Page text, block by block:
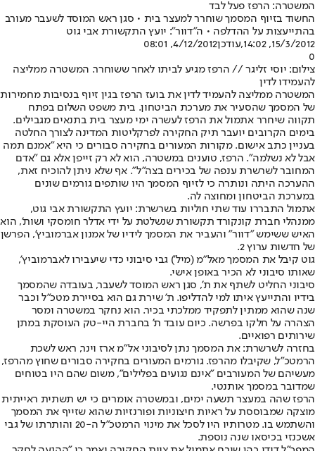
המשטרה: הרפז פעל לבד
החשוד בזיוף המסמך שוחרר למעצר בית • סגן ראש המוסד לשעבר מעורב
בהתייעצות על ההדלפה • ה"דוור": יועץ התקשורת אבי גוט
15/3/2012, 14:02
,עודכן4/12/2012, 08:01
0
צילום: יוסי זליגר // הרפז מגיע לביתו לאחר ששוחרר. המשטרה ממליצה
להעמידו לדין
המשטרה ממליצה להעמיד לדין את בועז הרפז בגין זיוף בנסיבות מחמירות
של המסמך שהסעיר את מערכת הביטחון. בית משפט השלום בפתח
תקווה שיחרר אתמול את הרפז לעשרה ימי מעצר בית בתנאים מגבילים.
בימים הקרובים יועבר תיק החקירה לפרקליטות המדינה לצורך החלטה
בעניין כתב אישום. מקורות המעורים בחקירה סבורים כי היא "אמנם תמה
אבל לא נשלמה". הרפז, טוענים במשטרה, הוא לא רק זייפן אלא גם "אדם
המחובר לשרשרת ענפה של בכירים בצה"ל". אף שלא ניתן להוכיח זאת,
ההערכה היתה ונותרה כי לזיוף המסמך היו שותפים גורמים שונים
במערכת הביטחון ומחוצה לה.
אתמול התבררו עוד שתי חוליות בשרשרת: יועץ התקשורת אבי גוט,
ממנהלי חברת קונקורד תקשורת שנשלטת על ידי אדלר חומסקי ושות', הוא
האיש ששימש "דוור" והעביר את המסמך לידיו של אמנון אברמוביץ', הפרשן
של חדשות ערוץ 2.
גוט קיבל את המסמך מאל"מ (מיל') גבי סיבוני כדי שיעבירו לאברמוביץ',
שאותו סיבוני לא הכיר באופן אישי.
סיבוני החליט לשתף את ת', סגן ראש המוסד לשעבר, בעובדה שהמסמך
בידיו והתייעץ איתו למי להדליפו. ת' שירת גם הוא בסיירת מטכ"ל וכבר
שנה שהוא ממתין לתפקיד ממלכתי בכיר. הוא נחקר במשטרה ומסר
הצהרה על חלקו בפרשה. כיום עובד ת' בחברת היי-טק העוסקת במתן
שירותים רפואיים.
בחזרה לשרשרת: את המסמך נתן לסיבוני אל"מ ארז וינר, ראש לשכת
הרמטכ"ל, שקיבלו מהרפז. גורמים המעורים בחקירה סבורים שחוץ מהרפז,
מעשיהם של המעורבים "אינם נגועים בפלילים", משום שהם היו בטוחים
שמדובר במסמך אותנטי.
הרפז שהה במעצר תשעה ימים, ובמשטרה אומרים כי יש תשתית ראייתית
מוצקה שמבוססת על ראיות חיצוניות ופורנזיות שהוא שזייף את המסמך
והשתמש בו. מטרותיו היו לסכל את מינוי הרמטכ"ל ה-20 והותרתו של גבי
אשכנזי בכיסאו שנה נוספת.